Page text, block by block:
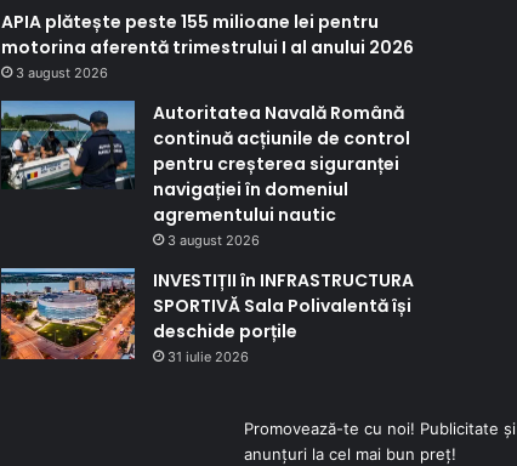
APIA plătește peste 155 milioane lei pentru
motorina aferentă trimestrului I al anului 2026
3 august 2026
Autoritatea Navală Română
continuă acțiunile de control
pentru creșterea siguranței
navigației în domeniul
agrementului nautic
3 august 2026
INVESTIȚII în INFRASTRUCTURA
SPORTIVĂ Sala Polivalentă își
deschide porțile
31 iulie 2026
Promovează-te cu noi! Publicitate și
anunțuri la cel mai bun preț!